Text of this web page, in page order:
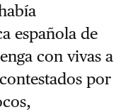
española de
con vivas a
por